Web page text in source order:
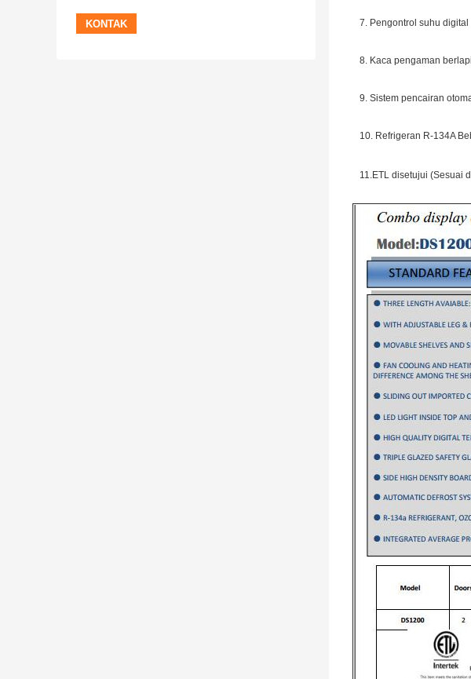
7. Pengontrol suhu
8. Kaca pengaman
9. Sistem pencairan
10. Refrigeran R-134A
11.ETL disetujui (Sesuai